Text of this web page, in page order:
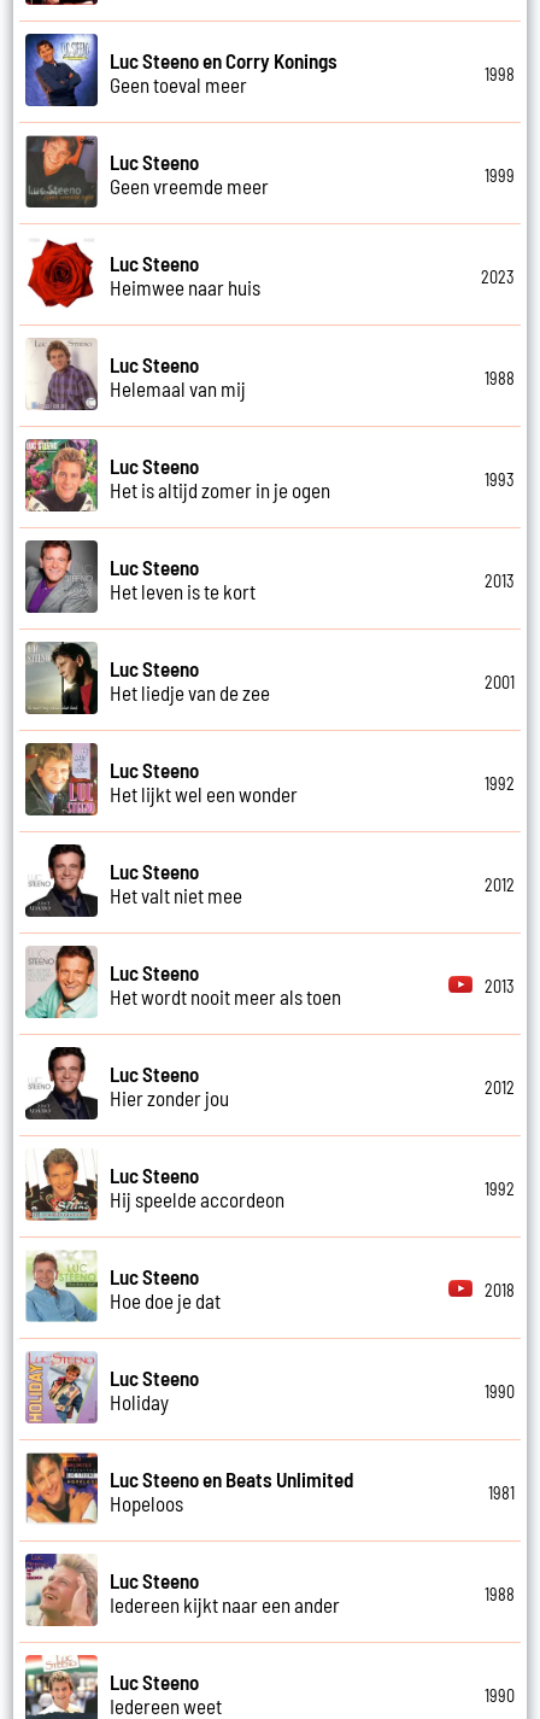
Luc Steeno en Corry Konings
Geen toeval meer
1998
Luc Steeno
Geen vreemde meer
1999
Luc Steeno
Heimwee naar huis
2023
Luc Steeno
Helemaal van mij
1988
Luc Steeno
Het is altijd zomer in je ogen
1993
Luc Steeno
Het leven is te kort
2013
Luc Steeno
Het liedje van de zee
2001
Luc Steeno
Het lijkt wel een wonder
1992
Luc Steeno
Het valt niet mee
2012
Luc Steeno
Het wordt nooit meer als toen
2013
Luc Steeno
Hier zonder jou
2012
Luc Steeno
Hij speelde accordeon
1992
Luc Steeno
Hoe doe je dat
2018
Luc Steeno
Holiday
1990
Luc Steeno en Beats Unlimited
Hopeloos
1981
Luc Steeno
Iedereen kijkt naar een ander
1988
Luc Steeno
Iedereen weet
1990